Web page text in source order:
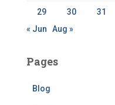
29 30
31
« Jun
Aug »
Pages
Blog